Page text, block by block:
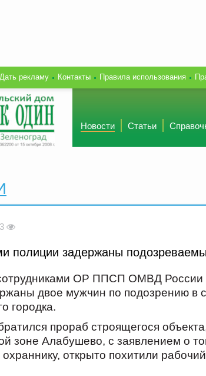
Дать рекламу Контакты Правила использования
Новости Статьи
полиции задержаны
ОР ППСП ОМВД России
двое мужчин по подозрению в
городка.
прораб строящегося
зоне Алабушево, с заявлением о
открыто похитили